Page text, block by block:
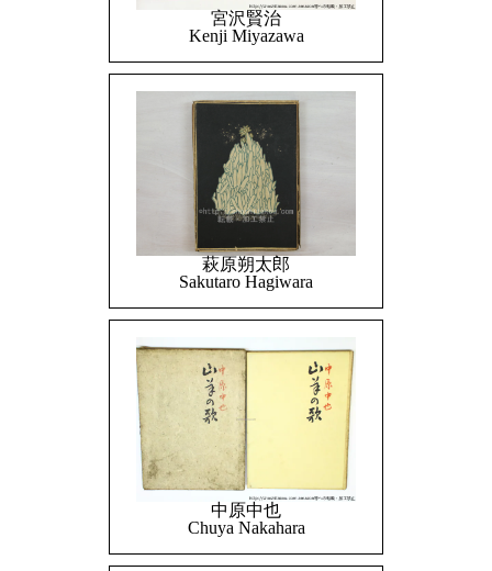
宮沢賢治
Kenji Miyazawa
萩原朔太郎
Sakutaro Hagiwara
中原中也
Chuya Nakahara